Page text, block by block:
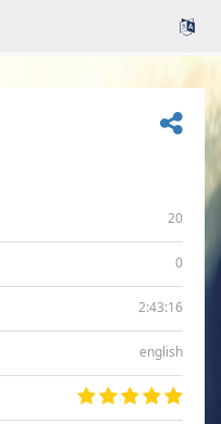
20
0
2:43:16
english